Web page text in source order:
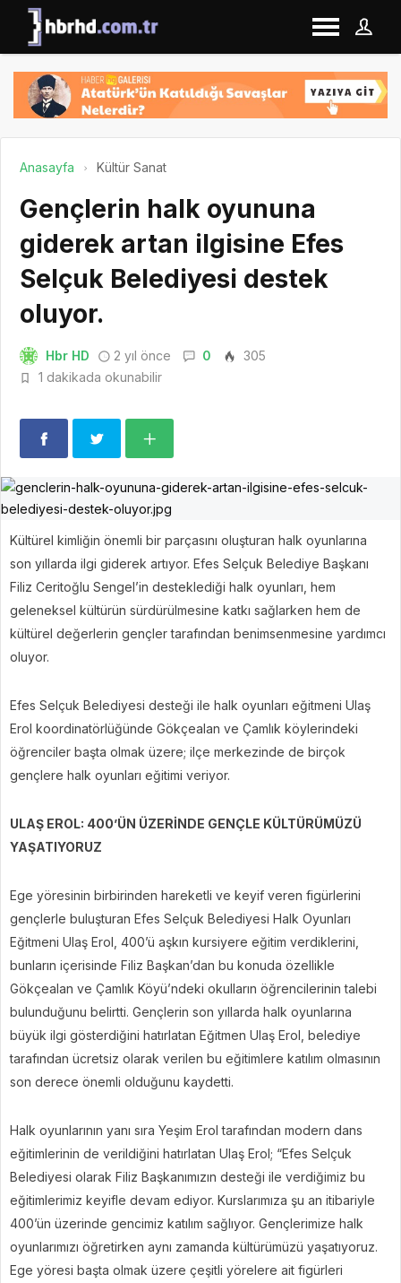
Anasayfa Kültür Sanat
Gençlerin halk oyununa
giderek artan ilgisine Efes
Selçuk Belediyesi destek
oluyor.
Hbr HD 2 yıl önce 0
305
1 dakikada okunabilir
Kültürel kimliğin önemli bir parçasını oluşturan halk oyunlarına
son yıllarda ilgi giderek artıyor. Efes Selçuk Belediye Başkanı
Filiz Ceritoğlu Sengel’in desteklediği halk oyunları, hem
geleneksel kültürün sürdürülmesine katkı sağlarken hem de
kültürel değerlerin gençler tarafından benimsenmesine yardımcı
oluyor.
Efes Selçuk Belediyesi desteği ile halk oyunları eğitmeni Ulaş
Erol koordinatörlüğünde Gökçealan ve Çamlık köylerindeki
öğrenciler başta olmak üzere; ilçe merkezinde de birçok
gençlere halk oyunları eğitimi veriyor.
ULAŞ EROL: 400’ÜN ÜZERİNDE GENÇLE KÜLTÜRÜMÜZÜ
YAŞATIYORUZ
Ege yöresinin birbirinden hareketli ve keyif veren figürlerini
gençlerle buluşturan Efes Selçuk Belediyesi Halk Oyunları
Eğitmeni Ulaş Erol, 400’ü aşkın kursiyere eğitim verdiklerini,
bunların içerisinde Filiz Başkan’dan bu konuda özellikle
Gökçealan ve Çamlık Köyü’ndeki okulların öğrencilerinin talebi
bulunduğunu belirtti. Gençlerin son yıllarda halk oyunlarına
büyük ilgi gösterdiğini hatırlatan Eğitmen Ulaş Erol, belediye
tarafından ücretsiz olarak verilen bu eğitimlere katılım olmasının
son derece önemli olduğunu kaydetti.
Halk oyunlarının yanı sıra Yeşim Erol tarafından modern dans
eğitimlerinin de verildiğini hatırlatan Ulaş Erol; “Efes Selçuk
Belediyesi olarak Filiz Başkanımızın desteği ile verdiğimiz bu
eğitimlerimiz keyifle devam ediyor. Kurslarımıza şu an itibariyle
400’ün üzerinde gencimiz katılım sağlıyor. Gençlerimize halk
oyunlarımızı öğretirken aynı zamanda kültürümüzü yaşatıyoruz.
Ege yöresi başta olmak üzere çeşitli yörelere ait figürleri